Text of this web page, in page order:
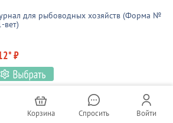
Корзина Спросить Войти
для рыбоводных хозяйств (Форма №
вет)
₽
альбомная
20-600